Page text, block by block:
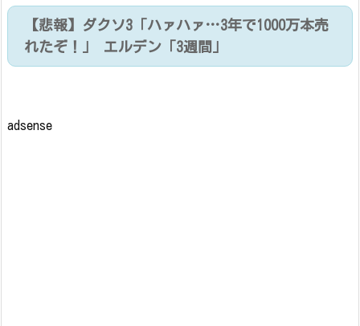
【悲報】ダクソ3「ハァハァ…3年で1000万本売
れたぞ！」 エルデン「3週間」
adsense